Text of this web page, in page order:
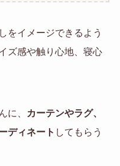
をイメージできるよう
ズ感や触り心地、寝心
に、
カーテンやラグ、
ディネート してもらう